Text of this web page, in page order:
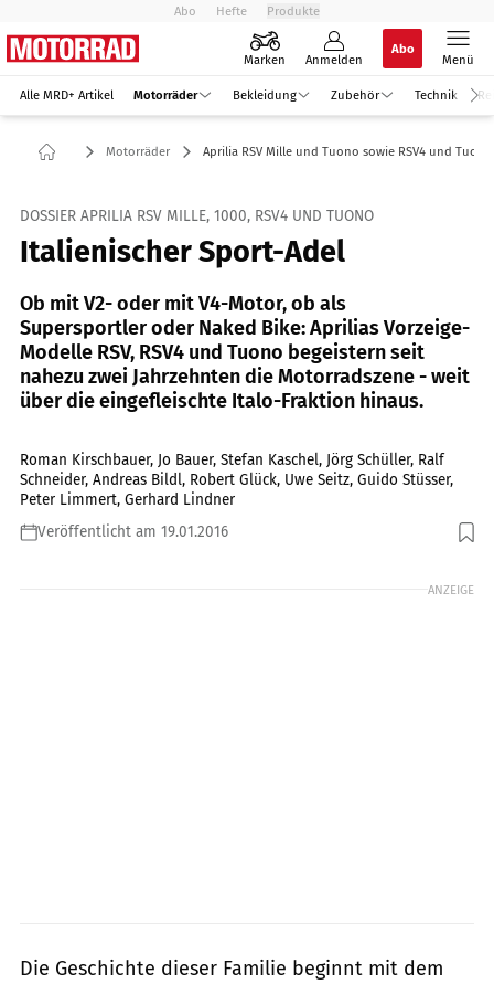
Abo Hefte Produkte
Marken Anmelden
Abo
Menü
Alle MRD+ Artikel Motorräder Bekleidung Zubehör Technik
Motorräder Aprilia RSV Mille und Tuono sowie RSV4 und Tuono
DOSSIER APRILIA RSV MILLE, 1000, RSV4 UND TUONO
Italienischer Sport-Adel
Ob mit V2- oder mit V4-Motor, ob als
Supersportler oder Naked Bike: Aprilias Vorzeige-
Modelle RSV, RSV4 und Tuono begeistern seit
nahezu zwei Jahrzehnten die Motorradszene - weit
über die eingefleischte Italo-Fraktion hinaus.
Roman Kirschbauer, Jo Bauer, Stefan Kaschel, Jörg Schüller, Ralf
Schneider, Andreas Bildl, Robert Glück, Uwe Seitz, Guido Stüsser,
Peter Limmert, Gerhard Lindner
Veröffentlicht am 19.01.2016
Foto: fact
ANZEIGE
Die Geschichte dieser Familie beginnt mit dem